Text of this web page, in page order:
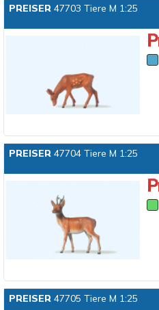
PREISER47703 Tiere M 1:25
PREISER47704 Tiere M 1:25
PREISER47705 Tiere M 1:25